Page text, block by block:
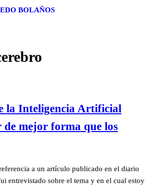
BOLAÑOS
la Inteligencia Artificial
de mejor forma que los
a un artículo publicado en el diario
entrevistado sobre el tema y en el cual estoy